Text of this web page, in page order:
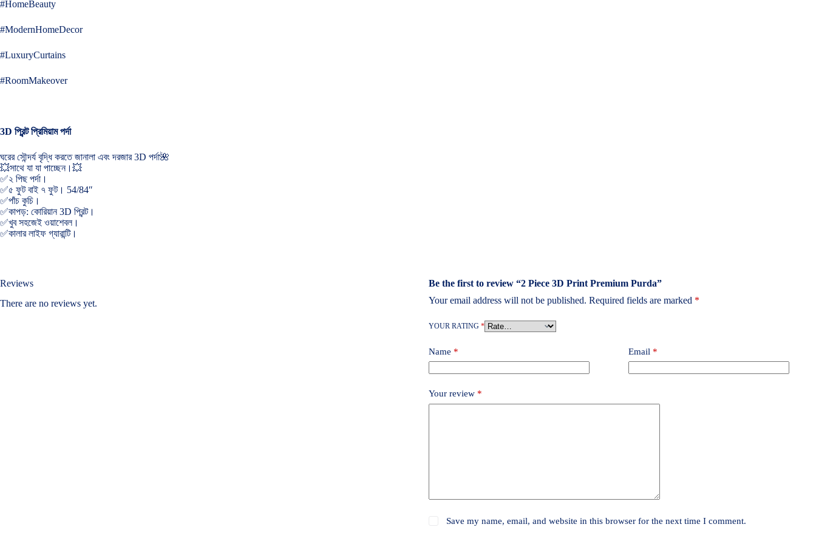
#HomeBeauty
#ModernHomeDecor
#LuxuryCurtains
#RoomMakeover
3D প্রিন্ট প্রিমিয়াম পর্দা
ঘরের সৌন্দর্য বৃদ্ধি করতে জানালা এবং দরজার 3D পর্দা🌺
💥সাথে যা যা পাচ্ছেন।💥
✅২ পিছ পর্দা।
✅৫ ফুট বাই ৭ ফুট। 54/84″
✅পাঁচ কুচি।
✅কাপড়: কোরিয়ান 3D প্রিন্ট।
✅খুব সহজেই ওয়াশেবল।
✅কালার লাইফ গ্যারান্টি।
Reviews
There are no reviews yet.
Be the first to review “2 Piece 3D Print Premium Purda”
Your email address will not be published. Required fields are marked *
YOUR RATING *
Name * Email *
Your review *
Save my name, email, and website in this browser for the next time I comment.